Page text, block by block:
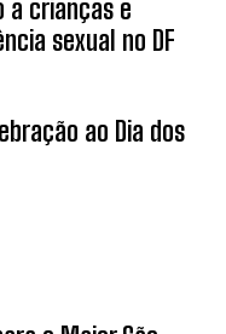
a crianças e
sexual no DF
ao Dia dos